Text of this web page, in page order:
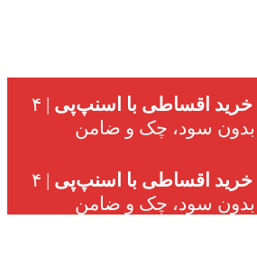
خرید اقساطی با اسنپ‌پی
| ۴
بدون سود، چک و ضامن
خرید اقساطی با اسنپ‌پی
| ۴
بدون سود، چک و ضامن